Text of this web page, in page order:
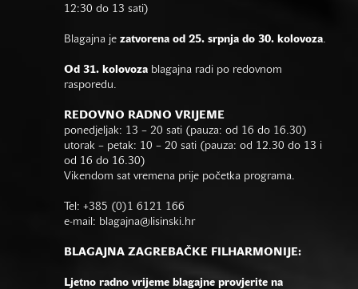
12:30 do 13 sati)
Blagajna je zatvorena od 25. srpnja do 30. kolovoza.
Od 31. kolovoza blagajna radi po redovnom
rasporedu.
REDOVNO RADNO VRIJEME
ponedjeljak: 13 – 20 sati (pauza: od 16 do 16.30)
utorak – petak: 10 – 20 sati (pauza: od 12.30 do 13 i
od 16 do 16.30)
Vikendom sat vremena prije početka programa.
Tel: +385 (0)1 6121 166
e-mail: blagajna@lisinski.hr
BLAGAJNA ZAGREBAČKE FILHARMONIJE:
Ljetno radno vrijeme blagajne provjerite na